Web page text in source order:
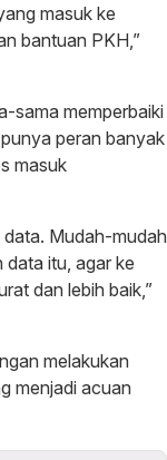
masuk ke
bantuan PKH,”
sama memperbaiki
peran banyak
masuk
Mudah-mudah
data itu, agar ke
dan lebih baik,”
melakukan
menjadi acuan